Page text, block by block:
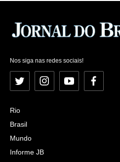
Nos siga nas redes sociais!
Twitter InstagramYouTubeFacebook
Rio
Brasil
Mundo
Informe JB